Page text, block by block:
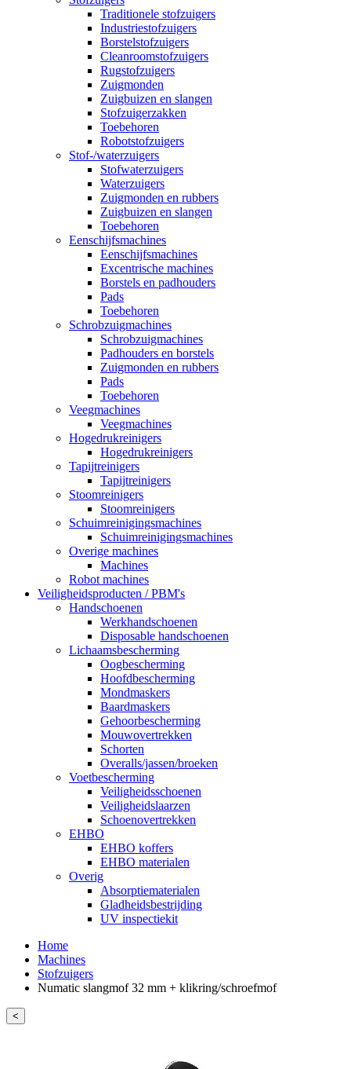
Traditionele stofzuigers
Industriestofzuigers
Borstelstofzuigers
Cleanroomstofzuigers
Rugstofzuigers
Zuigmonden
Zuigbuizen en slangen
Stofzuigerzakken
Toebehoren
Robotstofzuigers
Stof-/waterzuigers
Stofwaterzuigers
Waterzuigers
Zuigmonden en rubbers
Zuigbuizen en slangen
Toebehoren
Eenschijfsmachines
Eenschijfsmachines
Excentrische machines
Borstels en padhouders
Pads
Toebehoren
Schrobzuigmachines
Schrobzuigmachines
Padhouders en borstels
Zuigmonden en rubbers
Pads
Toebehoren
Veegmachines
Veegmachines
Hogedrukreinigers
Hogedrukreinigers
Tapijtreinigers
Tapijtreinigers
Stoomreinigers
Stoomreinigers
Schuimreinigingsmachines
Schuimreinigingsmachines
Overige machines
Machines
Robot machines
Veiligheidsproducten / PBM's
Handschoenen
Werkhandschoenen
Disposable handschoenen
Lichaamsbescherming
Oogbescherming
Hoofdbescherming
Mondmaskers
Baardmaskers
Gehoorbescherming
Mouwovertrekken
Schorten
Overalls/jassen/broeken
Voetbescherming
Veiligheidsschoenen
Veiligheidslaarzen
Schoenovertrekken
EHBO
EHBO koffers
EHBO materialen
Overig
Absorptiematerialen
Gladheidsbestrijding
UV inspectiekit
Home
Machines
Stofzuigers
Numatic slangmof 32 mm + klikring/schroefmof
<